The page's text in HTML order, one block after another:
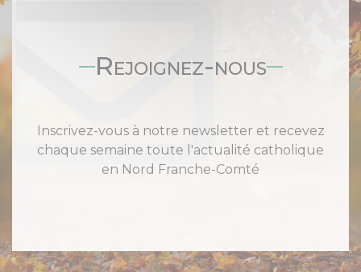
Rejoignez-nous
Inscrivez-vous à notre newsletter et recevez
chaque semaine toute l'actualité catholique
en Nord Franche-Comté